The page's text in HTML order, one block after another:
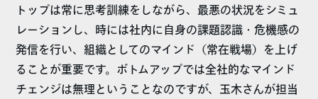
トップは常に思考訓練をしながら、最悪の状況をシミュ
レーションし、時には社内に自身の課題認識・危機感の
発信を行い、組織としてのマインド（常在戦場）を上げ
ることが重要です。ボトムアップでは全社的なマインド
チェンジは無理ということなのですが、玉木さんが担当